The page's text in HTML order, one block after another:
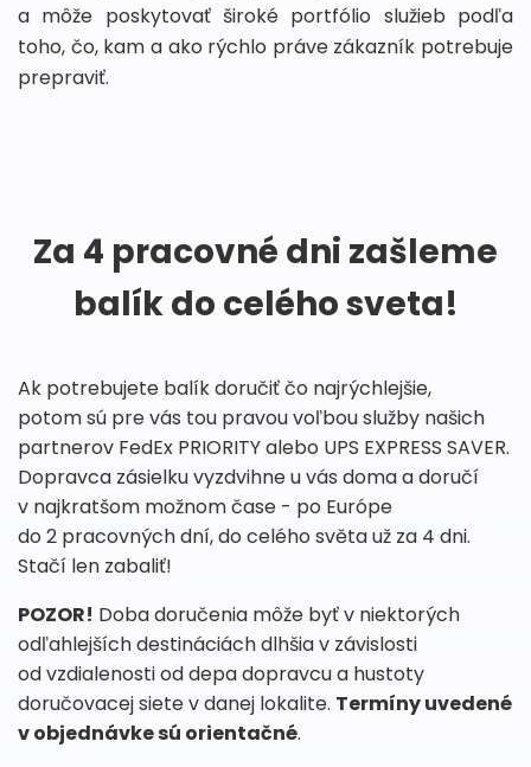
a môže poskytovať široké portfólio služieb podľa
toho, čo, kam a ako rýchlo práve zákazník potrebuje
prepraviť.
Za 4 pracovné dni zašleme
balík do celého sveta!
Ak potrebujete balík doručiť čo najrýchlejšie,
potom sú pre vás tou pravou voľbou služby našich
partnerov FedEx PRIORITY alebo UPS EXPRESS SAVER.
Dopravca zásielku vyzdvihne u vás doma a doručí
v najkratšom možnom čase - po Európe
do 2 pracovných dní, do celého světa už za 4 dni.
Stačí len zabaliť!
POZOR! Doba doručenia môže byť v niektorých
odľahlejších destináciách dlhšia v závislosti
od vzdialenosti od depa dopravcu a hustoty
doručovacej siete v danej lokalite. Termíny uvedené
v objednávke sú orientačné.